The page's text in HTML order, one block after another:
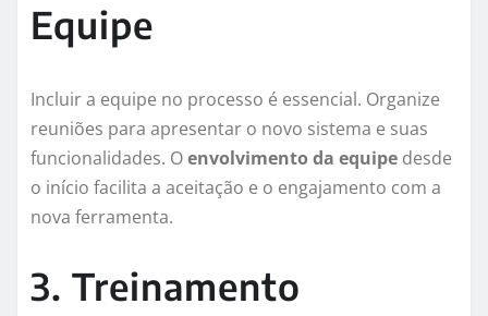
Equipe
Incluir a equipe no processo é essencial. Organize
reuniões para apresentar o novo sistema e suas
funcionalidades. Oenvolvimento da equipe desde
o início facilita a aceitação e o engajamento com a
nova ferramenta.
3. Treinamento